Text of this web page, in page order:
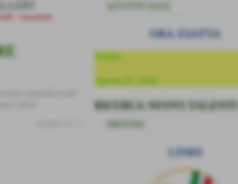
AFFITTO SALE
ORA ESATTA
Torino
Agosto 07, 2026
RICERCA NUOVI TALENTI
PROVINI
LINKS